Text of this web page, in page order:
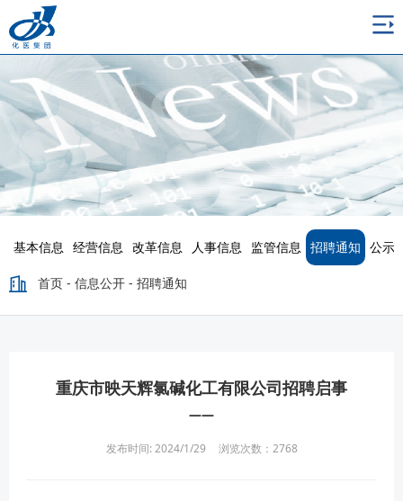
基本信息 经营信息 改革信息 人事信息 监管信息 招聘通知 公示
首页 - 信息公开 - 招聘通知
重庆市映天辉氯碱化工有限公司招聘启事
——
发布时间: 2024/1/29 浏览次数： 2768